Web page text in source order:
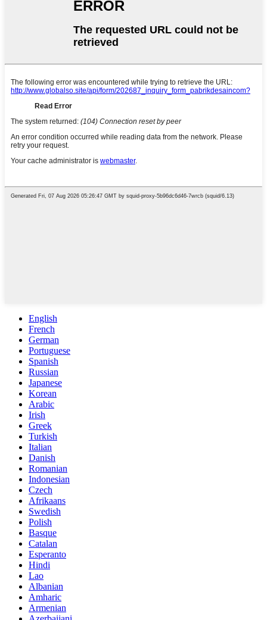
English
French
German
Portuguese
Spanish
Russian
Japanese
Korean
Arabic
Irish
Greek
Turkish
Italian
Danish
Romanian
Indonesian
Czech
Afrikaans
Swedish
Polish
Basque
Catalan
Esperanto
Hindi
Lao
Albanian
Amharic
Armenian